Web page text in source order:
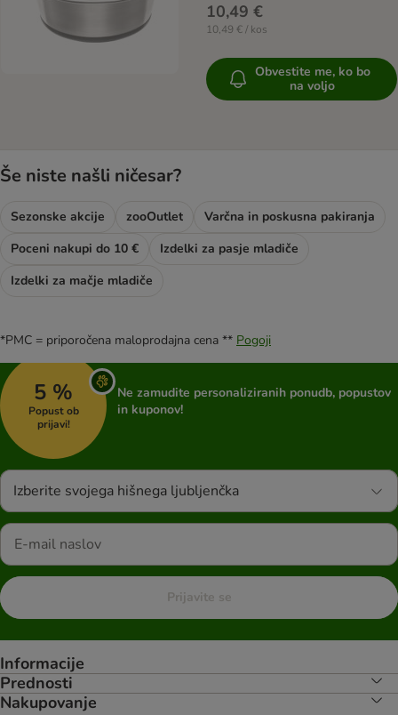
10,49 €
10,49 € / kos
Obvestite me, ko bo
na voljo
Še niste našli ničesar?
Sezonske akcije zooOutlet
Varčna in poskusna pakiranja
Poceni nakupi do 10 €
Izdelki za pasje mladiče
Izdelki za mačje mladiče
*PMC = priporočena maloprodajna cena ** Pogoji
5 %
Popust ob
prijavi!
Ne zamudite personaliziranih ponudb, popustov
in kuponov!
Izberite svojega hišnega ljubljenčka
Prijavite se
Informacije
Prednosti
Nakupovanje